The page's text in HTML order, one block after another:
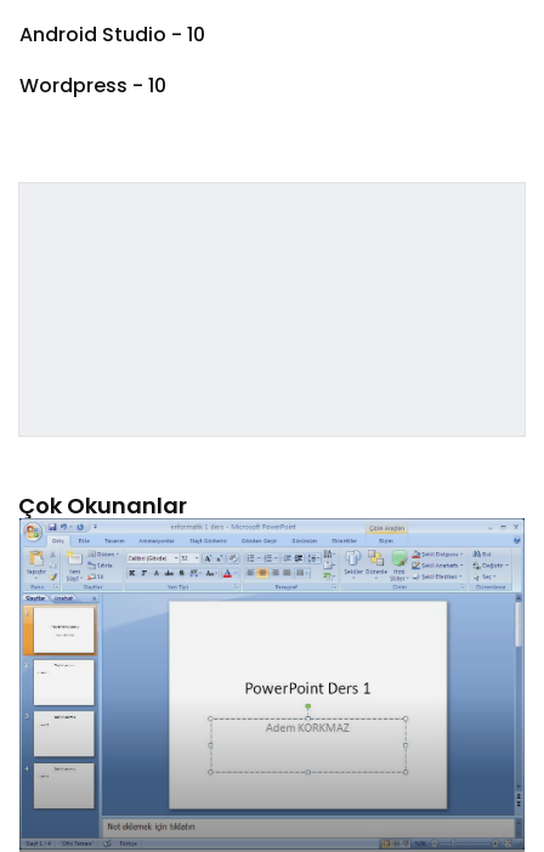
Android Studio - 10
Wordpress - 10
Çok Okunanlar